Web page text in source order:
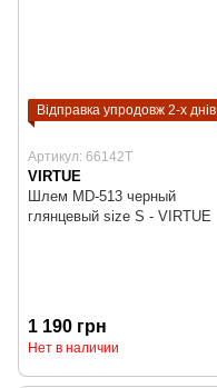
Відправка упродовж 2-х днів
Артикул: 66142T
VIRTUE
Шлем MD-513 черный
глянцевый size S - VIRTUE
1 190 грн
Нет в наличии